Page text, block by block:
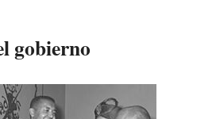
gobierno